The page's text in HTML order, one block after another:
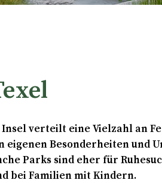
verteilt eine Vielzahl an
Besonderheiten und
Parks sind eher für
bei Familien mit Kindern.